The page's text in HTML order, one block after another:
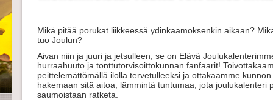
Mikä pitää porukat liikkeessä ydinkaamoksenkin aikaan?
tuo Joulun?
Aivan niin ja juuri ja jetsulleen, se on Elävä
hurraahuuto ja tonttutorvisoittokunnan fanfaarit!
peittelemättömällä ilolla tervetulleeksi ja ottakaamme
hakemaan sitä aitoa, lämmintä tuntumaa, jota joulukalenteri
saumoistaan ratketa.